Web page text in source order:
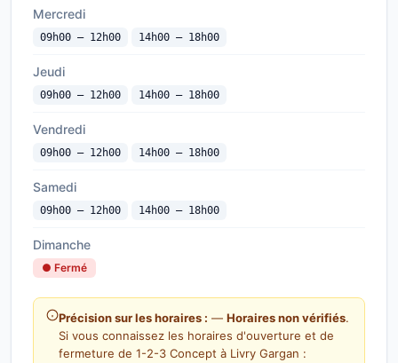
Mercredi
09h00 — 12h00 14h00 — 18h00
Jeudi
09h00 — 12h00 14h00 — 18h00
Vendredi
09h00 — 12h00 14h00 — 18h00
Samedi
09h00 — 12h00 14h00 — 18h00
Dimanche
● Fermé
Précision sur les horaires : — Horaires non vérifiés.
Si vous connaissez les horaires d'ouverture et de
fermeture de 1-2-3 Concept à Livry Gargan :